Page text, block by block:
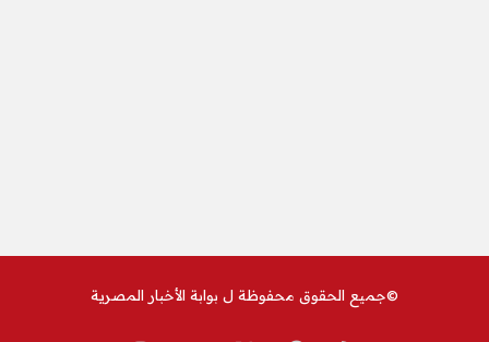
©جميع الحقوق محفوظة ل بوابة الأخبار المصرية